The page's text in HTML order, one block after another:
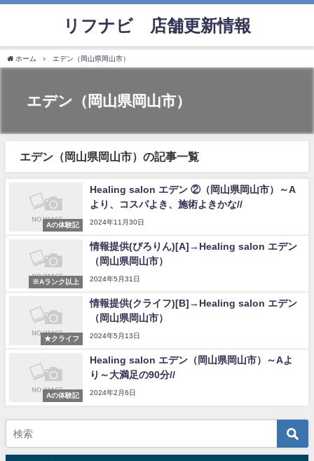
リフナビ®店舗更新情報
ホーム エデン（岡山県岡山市）
エデン（岡山県岡山市）
エデン（岡山県岡山市）の記事一覧
Aの体験記
Healing salon エデン ②（岡山県岡山市）～A
より、コスパよき、施術よきかな//
2024年11月30日
※Aランク以上
情報提供(ぴろりん)[A]→Healing salon エデン
（岡山県岡山市）
2024年5月31日
★クライフ
情報提供(クライフ)[B]→Healing salon エデン
（岡山県岡山市）
2024年5月13日
Aの体験記
Healing salon エデン（岡山県岡山市）～Aよ
り～大満足の90分//
2024年2月6日